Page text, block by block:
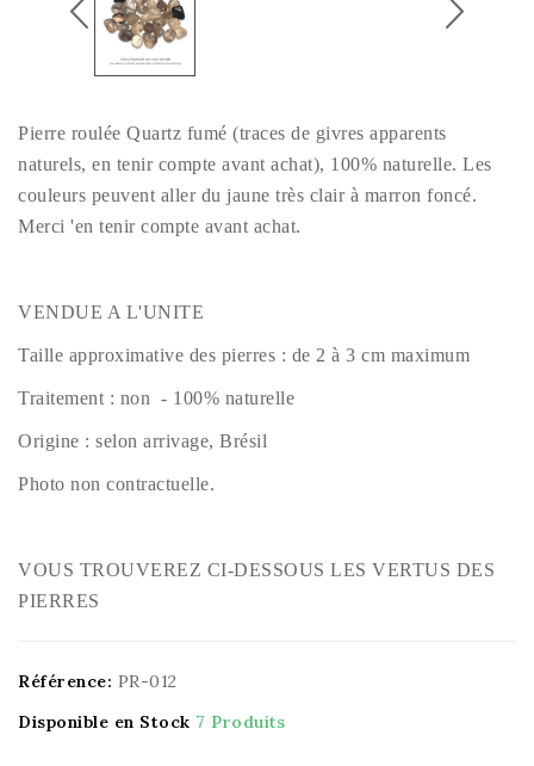
Pierre roulée Quartz fumé (traces de givres apparents
naturels, en tenir compte avant achat), 100% naturelle. Les
couleurs peuvent aller du jaune très clair à marron foncé.
Merci 'en tenir compte avant achat.
VENDUE A L'UNITE
Taille approximative des pierres : de 2 à 3 cm maximum
Traitement : non - 100% naturelle
Origine : selon arrivage, Brésil
Photo non contractuelle.
VOUS TROUVEREZ CI-DESSOUS LES VERTUS DES
PIERRES
Référence: PR-012
Disponible en Stock 7 Produits